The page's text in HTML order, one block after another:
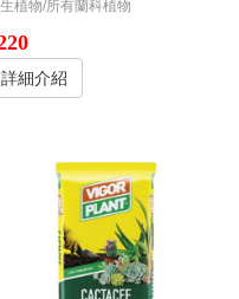
植物/所有蘭科植物
詳細介紹